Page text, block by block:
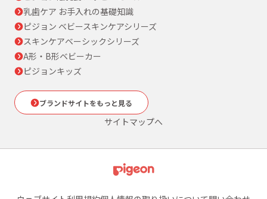
乳歯ケア お手入れの基礎知識
ピジョン ベビースキンケアシリーズ
スキンケアベーシックシリーズ
A形・B形ベビーカー
ピジョンキッズ
ブランドサイトをもっと見る
サイトマップへ